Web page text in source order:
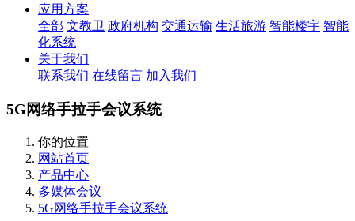
应用方案
全部 文教卫 政府机构 交通运输 生活旅游 智能楼宇 智能
化系统
关于我们
联系我们 在线留言 加入我们
5G网络手拉手会议系统
你的位置
网站首页
产品中心
多媒体会议
5G网络手拉手会议系统